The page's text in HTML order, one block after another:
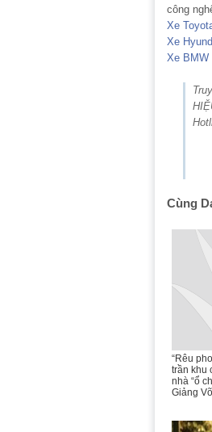
công
Xe
Xe
Xe BMW
Cùng
“Rêu
trần khu
nhà “ổ
Giảng Võ